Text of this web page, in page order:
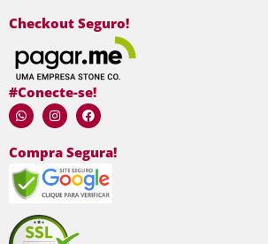
Checkout Seguro!
#Conecte-se!
Compra Segura!